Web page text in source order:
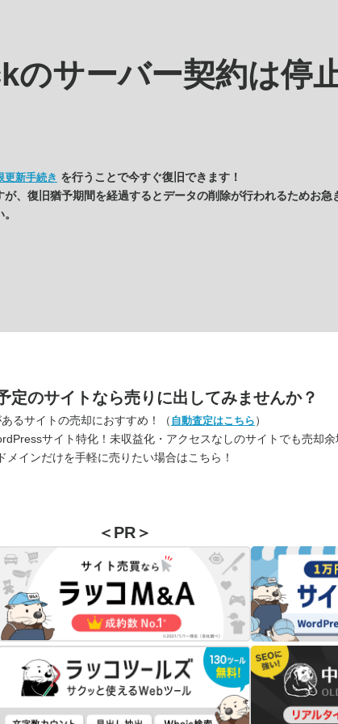
のサーバー契約は停
更新手続き を行うことで今すぐ復旧できます！
、復旧猶予期間を経過するとデータの削除が行われるためお急
定のサイトなら売りに出してみませんか？
あるサイトの売却におすすめ！（ 自動査定はこちら ）
サイト特化！未収益化・アクセスなしのサイトでも売却余
メインだけを手軽に売りたい場合はこちら！
＜PR＞